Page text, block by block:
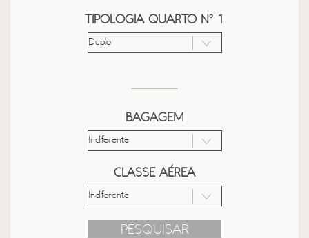
TIPOLOGIA QUARTO Nº 1
BAGAGEM
CLASSE AÉREA
PESQUISAR